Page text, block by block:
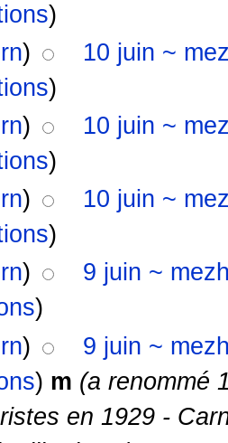
)
)
10 juin ~
)
)
10 juin ~
)
)
10 juin ~
)
)
9 juin ~
)
)
9 juin ~
) m (a renommé
en 1929 -